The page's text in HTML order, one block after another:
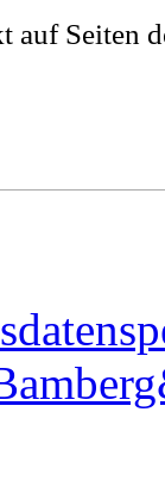
auf Seiten